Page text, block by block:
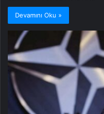
Devamını Oku »